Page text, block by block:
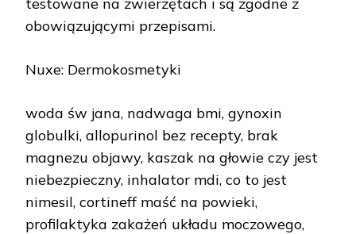
obowiązującymi przepisami.
Nuxe: Dermokosmetyki
woda św jana, nadwaga bmi, gynoxin
globulki, allopurinol bez recepty, brak
magnezu objawy, kaszak na głowie czy jest
niebezpieczny, inhalator mdi, co to jest
nimesil, cortineff maść na powieki,
profilaktyka zakażeń układu moczowego,